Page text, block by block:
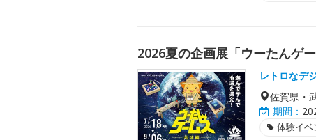
2026夏の企画展「ウーたんゲ
レトロなデ
佐賀県・
期間：
体験イベ